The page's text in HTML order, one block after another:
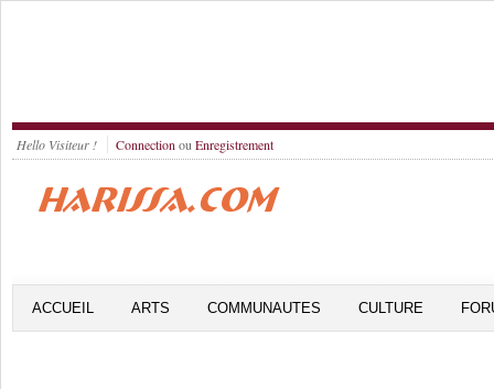
Hello Visiteur ! Connection ou Enregistrement
ACCUEIL ARTS COMMUNAUTES CULTURE